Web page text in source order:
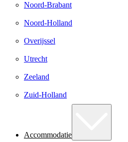
Noord-Brabant
Noord-Holland
Overijssel
Utrecht
Zeeland
Zuid-Holland
Accommodatie